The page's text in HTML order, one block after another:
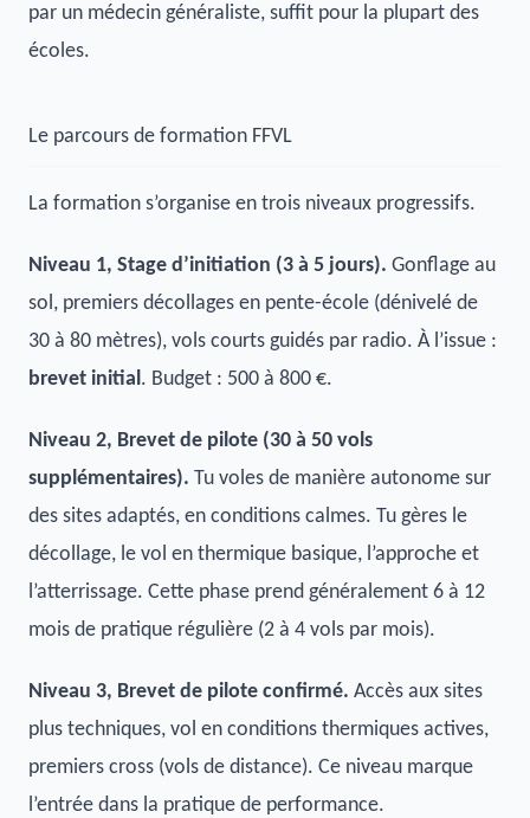
par un médecin généraliste, suffit pour la plupart des
écoles.
Le parcours de formation FFVL
La formation s’organise en trois niveaux progressifs.
Niveau 1, Stage d’initiation (3 à 5 jours). Gonflage au
sol, premiers décollages en pente-école (dénivelé de
30 à 80 mètres), vols courts guidés par radio. À l’issue :
brevet initial . Budget : 500 à 800 €.
Niveau 2, Brevet de pilote (30 à 50 vols
supplémentaires). Tu voles de manière autonome sur
des sites adaptés, en conditions calmes. Tu gères le
décollage, le vol en thermique basique, l’approche et
l’atterrissage. Cette phase prend généralement 6 à 12
mois de pratique régulière (2 à 4 vols par mois).
Niveau 3, Brevet de pilote confirmé. Accès aux sites
plus techniques, vol en conditions thermiques actives,
premiers cross (vols de distance). Ce niveau marque
l’entrée dans la pratique de performance.